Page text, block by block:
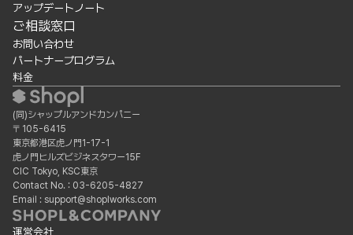
アップデートノート
ご相談窓口
お問い合わせ
パートナープログラム
料金
(同)シャップルアンドカンパニー
〒105-6415
東京都港区虎ノ門1-17-1
虎ノ門ヒルズビジネスタワー15F
CIC Tokyo, KSC東京
Contact No. : 03-6205-4827
Email : support@shoplworks.com
運営会社